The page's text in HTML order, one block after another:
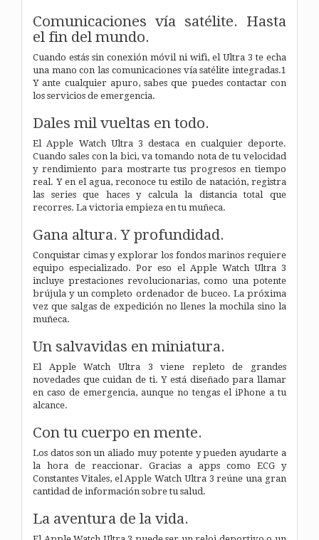
Comunicaciones vía satélite. Hasta
el fin del mundo.
Cuando estás sin conexión móvil ni wifi, el Ultra 3 te echa
una mano con las comunicaciones vía satélite integradas.1
Y ante cualquier apuro, sabes que puedes contactar con
los servicios de emergencia.
Dales mil vueltas en todo.
El Apple Watch Ultra 3 destaca en cualquier deporte.
Cuando sales con la bici, va tomando nota de tu velocidad
y rendi­miento para mostrarte tus progresos en tiempo
real. Y en el agua, reconoce tu estilo de natación, registra
las series que haces y calcula la distancia total que
recorres. La victoria empieza en tu muñeca.
Gana altura. Y profundidad.
Conquistar cimas y explorar los fondos marinos requiere
equipo especializado. Por eso el Apple Watch Ultra 3
incluye prestaciones revolucionarias, como una potente
brújula y un completo ordenador de buceo. La próxima
vez que salgas de expedición no llenes la mochila sino la
muñeca.
Un salvavidas en miniatura.
El Apple Watch Ultra 3 viene repleto de grandes
novedades que cuidan de ti. Y está diseñado para llamar
en caso de emergencia, aunque no tengas el iPhone a tu
alcance.
Con tu cuerpo en mente.
Los datos son un aliado muy potente y pueden ayudarte a
la hora de reaccionar. Gracias a apps como ECG y
Constantes Vitales, el Apple Watch Ultra 3 reúne una gran
cantidad de información sobre tu salud.
La aventura de la vida.